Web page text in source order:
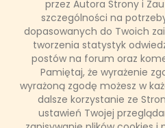
przez Autora Strony i
szczególności na
dopasowanych do Twoich
tworzenia statystyk
postów na forum oraz
Pamiętaj, że wyrażenie
wyrażoną zgodę możesz w
dalsze korzystanie ze
ustawień Twojej
na życie
W sejmie właśnie leży ustawa
myśl przygotowywanej
ubezpieczeniowe będą miały
klienta o marży
ubezpieczeniowej. Czy zyskają
branże muszą klarownie